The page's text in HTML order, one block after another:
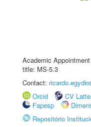
Academic
title: MS-5.3
Contact:
Orcid
CV
Fapesp
Repositório